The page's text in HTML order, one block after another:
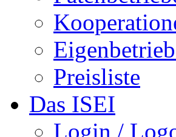
Preisliste
Das ISEI
Login /